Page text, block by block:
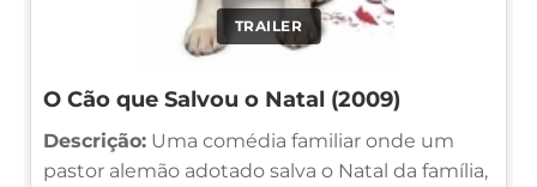
TRAILER
O Cão que Salvou o Natal (2009)
Descrição: Uma comédia familiar onde um
pastor alemão adotado salva o Natal da família,